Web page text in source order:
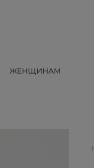
ЖЕНЩИНАМ